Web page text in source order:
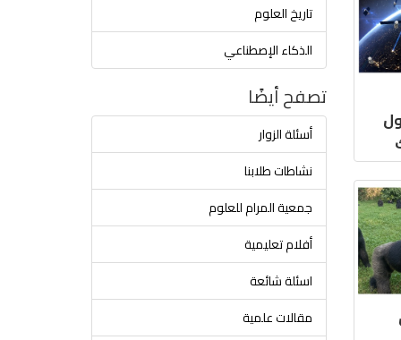
تاريخ العلوم
الذكاء الإصطناعي
تصفح أيضًا
أسئلة الزوار
نشاطات طلابنا
جمعية المرام للعلوم
أفلام تعليمية
اسئلة شائعة
مقالات علمية